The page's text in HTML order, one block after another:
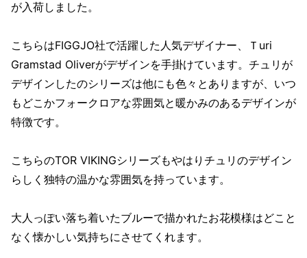
が入荷しました。
こちらはFIGGJO社で活躍した人気デザイナー、Ｔuri
Gramstad Oliverがデザインを手掛けています。チュリが
デザインしたのシリーズは他にも色々とありますが、いつ
もどこかフォークロアな雰囲気と暖かみのあるデザインが
特徴です。
こちらのTOR VIKINGシリーズもやはりチュリのデザイン
らしく独特の温かな雰囲気を持っています。
大人っぽい落ち着いたブルーで描かれたお花模様はどこと
なく懐かしい気持ちにさせてくれます。